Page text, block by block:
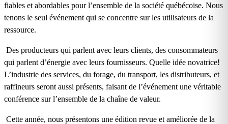
fiables et abordables pour l’ensemble de la société québécoise. Nous
tenons le seul événement qui se concentre sur les utilisateurs de la
ressource.
Des producteurs qui parlent avec leurs clients, des consommateurs
qui parlent d’énergie avec leurs fournisseurs. Quelle idée novatrice!
L’industrie des services, du forage, du transport, les distributeurs, et
raffineurs seront aussi présents, faisant de l’événement une véritable
conférence sur l’ensemble de la chaîne de valeur.
Cette année, nous présentons une édition revue et améliorée de la